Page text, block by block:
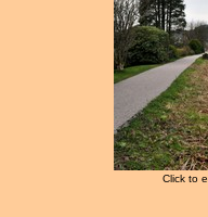
Click to